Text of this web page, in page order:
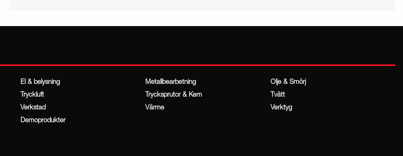
El & belysning Metallbearbetning
Olje & Smörj
Tryckluft Trycksprutor & Kem
Tvätt
Verkstad Värme
Verktyg
Demoprodukter